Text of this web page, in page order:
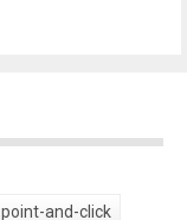
point-and-click